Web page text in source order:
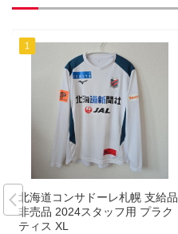
北海道コンサドーレ札幌 支給品
非売品 2024スタッフ用 プラク
ティス XL